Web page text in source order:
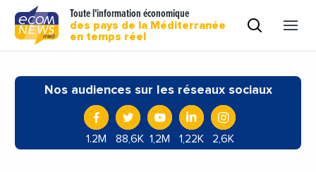
Toute l'information économique
des pays de la Méditerranée
en temps réel
Nos audiences sur les réseaux sociaux
1.2M 88,6K 1,2M 1,22K 2,6K